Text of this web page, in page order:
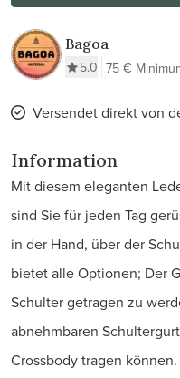
Bagoa
5.0 75 €
Versendet direkt von
Information
Mit diesem eleganten
sind Sie für jeden Tag
in der Hand, über der
bietet alle Optionen; Der
Schulter getragen zu
abnehmbaren
Crossbody tragen